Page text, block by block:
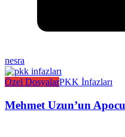
nesra
Özel DosyalarPKK İnfazları
Mehmet Uzun’un